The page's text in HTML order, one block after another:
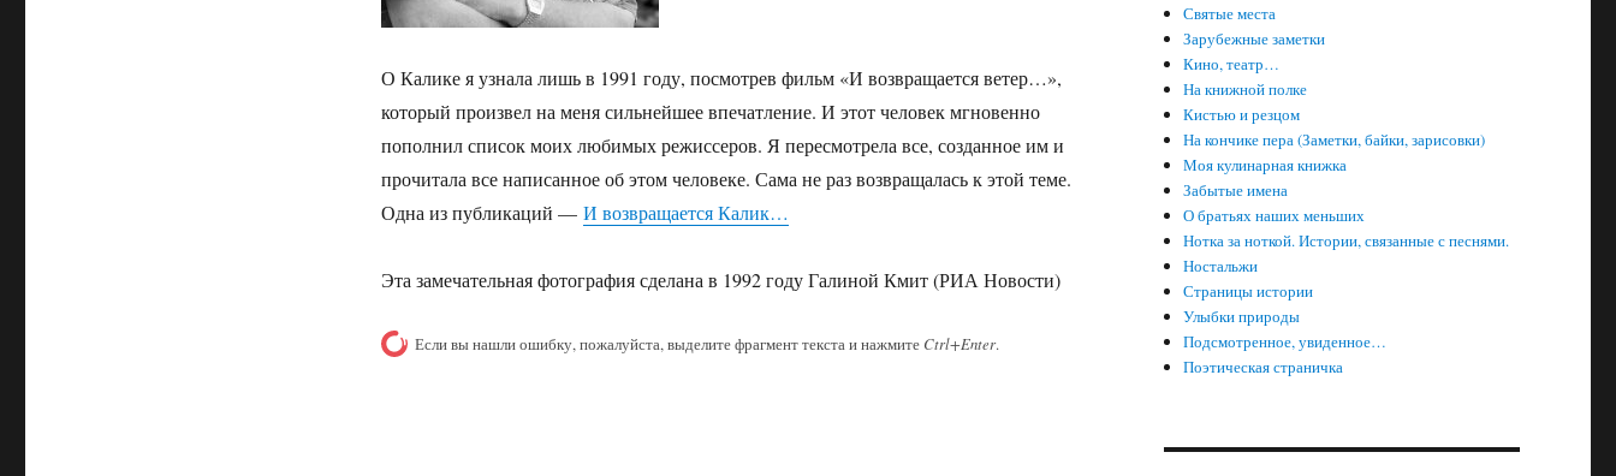
О Калике я узнала лишь в 1991 году, посмотрев фильм «И возвращается ветер…»,
который произвел на меня сильнейшее впечатление. И этот человек мгновенно
пополнил список моих любимых режиссеров. Я пересмотрела все, созданное им и
прочитала все написанное об этом человеке. Сама не раз возвращалась к этой теме.
Одна из публикаций — И возвращается Калик…
Эта замечательная фотография сделана в 1992 году Галиной Кмит (РИА Новости)
Если вы нашли ошибку, пожалуйста, выделите фрагмент текста и нажмите Ctrl+Enter.
Святые места
Зарубежные заметки
Кино, театр…
На книжной полке
Кистью и резцом
На кончике пера (Заметки, байки, зарисовки)
Моя кулинарная книжка
Забытые имена
О братьях наших меньших
Нотка за ноткой. Истории, связанные с песнями.
Ностальжи
Страницы истории
Улыбки природы
Подсмотренное, увиденное…
Поэтическая страничка